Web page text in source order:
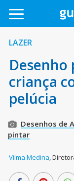
LAZER
Desenho
criança
pelúcia
Desenhos de
pintar
Vilma Medina,